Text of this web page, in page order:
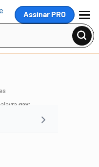
Assinar PRO
MENU
gay:
mesmo sexo: